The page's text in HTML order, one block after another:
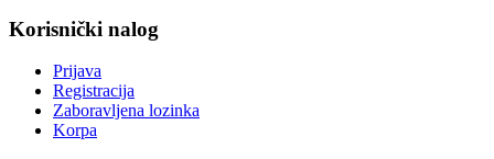
Korisnički nalog
Prijava
Registracija
Zaboravljena lozinka
Korpa